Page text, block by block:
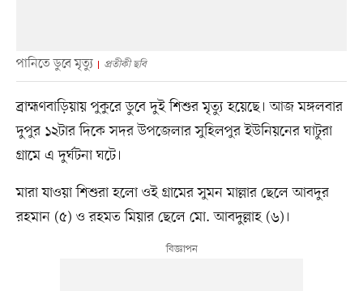
পানিতে ডুবে মৃত্যু প্রতীকী ছবি
ব্রাহ্মণবাড়িয়ায় পুকুরে ডুবে দুই শিশুর মৃত্যু হয়েছে। আজ মঙ্গলবার
দুপুর ১২টার দিকে সদর উপজেলার সুহিলপুর ইউনিয়নের ঘাটুরা
গ্রামে এ দুর্ঘটনা ঘটে।
মারা যাওয়া শিশুরা হলো ওই গ্রামের সুমন মাল্লার ছেলে আবদুর
রহমান (৫) ও রহমত মিয়ার ছেলে মো. আবদুল্লাহ (৬)।